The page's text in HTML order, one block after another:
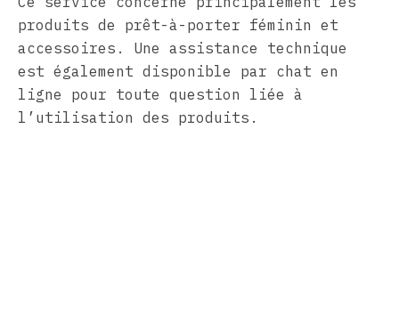
produits de prêt-à-porter féminin et
accessoires. Une assistance technique
est également disponible par chat en
ligne pour toute question liée à
l’utilisation des produits.